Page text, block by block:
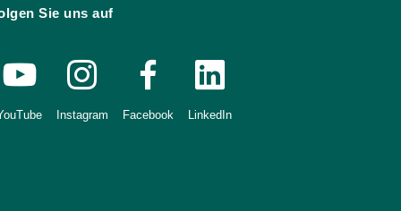
Sie uns auf
Instagram Facebook LinkedIn